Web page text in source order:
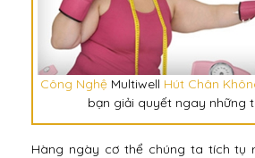
Công Nghệ Multiwell Hút Chân
bạn giải quyết ngay những
Hàng ngày cơ thể chúng ta tích tụ